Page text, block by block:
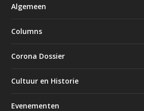
Algemeen
Columns
Corona Dossier
Cultuur en Historie
Evenementen